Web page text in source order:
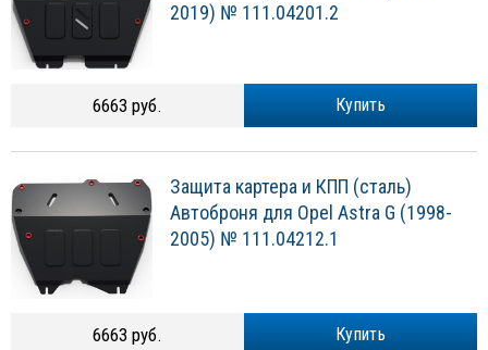
2019) № 111.04201.2
Купить
6663 руб.
Защита картера и КПП (сталь)
Автоброня для Opel Astra G (1998-
2005) № 111.04212.1
Купить
6663 руб.